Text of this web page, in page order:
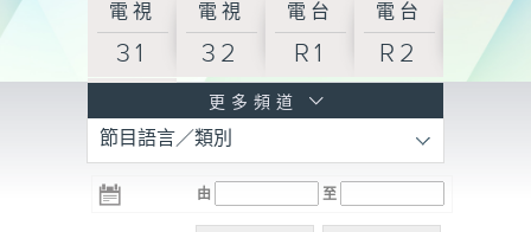
電視
31
電視
32
電台
R1
電台
R2
R3
電台 電台 電台
普通
更多頻道
節目語言／類別
由 至